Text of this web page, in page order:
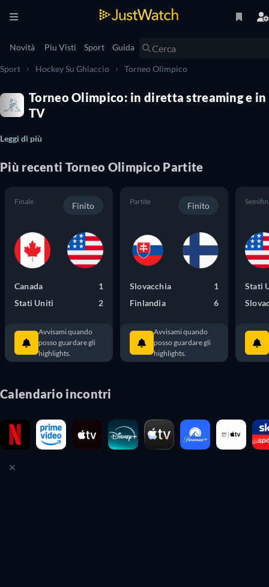
Novità Piu Visti Sport Guida
Sport Hockey Su Ghiaccio Torneo Olimpico
Torneo Olimpico: in diretta streaming e in
TV
Leggi di più
Più recenti Torneo Olimpico Partite
Finale Finito
Canada
1
Stati Uniti
2
Avvisami quando
posso guardare gli
highlights.
Partite Finito
Slovacchia
1
Finlandia
6
Avvisami quando
posso guardare gli
highlights.
Stati
Calendario incontri